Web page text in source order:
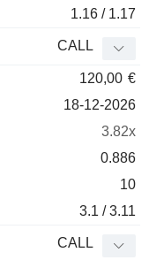
1.16 / 1.17
CALL
120,00 €
18-12-2026
3.82x
0.886
10
3.1 / 3.11
CALL